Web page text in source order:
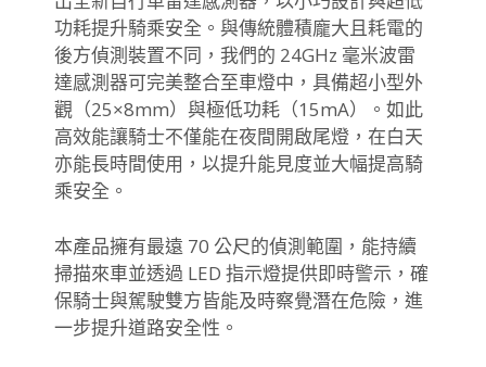
功耗提升騎乘安全。與傳統體積龐大且耗電的
後方偵測裝置不同，我們的 24GHz 毫米波雷
達感測器可完美整合至車燈中，具備超小型外
觀（25×8mm）與極低功耗（15mA）。如此
高效能讓騎士不僅能在夜間開啟尾燈，在白天
亦能長時間使用，以提升能見度並大幅提高騎
乘安全。
本產品擁有最遠 70 公尺的偵測範圍，能持續
掃描來車並透過 LED 指示燈提供即時警示，確
保騎士與駕駛雙方皆能及時察覺潛在危險，進
一步提升道路安全性。